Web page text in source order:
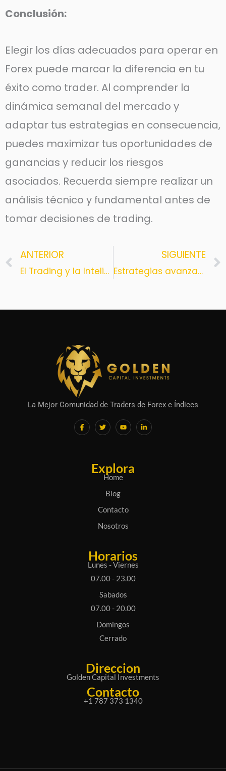
Conclusión:
Elegir los días adecuados para operar en
Forex puede marcar la diferencia en tu
éxito como trader. Al comprender la
dinámica semanal del mercado y
adaptar tus estrategias en consecuencia,
puedes maximizar tus oportunidades de
ganancias y reducir los riesgos
asociados. Recuerda siempre realizar un
análisis técnico y fundamental antes de
tomar decisiones de trading.
Prev
ANTERIOR
El Trading y la Inteligencia Artificial: Una Revolución en tus Estrategias
SIGUIENTE
Estrategias avanzadas de análisis técnico en trading: Potencia tu éxito en el mercado financiero
La Mejor Comunidad de Traders de Forex e Índices
F
a
c
T
w
i
Y
o
u
L
i
n
Explora
Home
Blog
Contacto
Nosotros
Horarios
Lunes - Viernes
07.00 - 23.00
Sabados
07.00 - 20.00
Domingos
Cerrado
Direccion
Golden Capital Investments
Contacto
+1 787 373 1340